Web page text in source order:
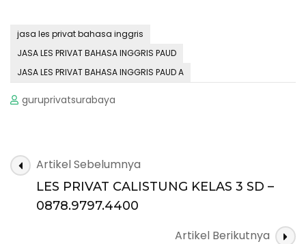
jasa les privat bahasa inggris
JASA LES PRIVAT BAHASA INGGRIS PAUD
JASA LES PRIVAT BAHASA INGGRIS PAUD A
guruprivatsurabaya
Navigasi
Artikel
Artikel Sebelumnya
LES PRIVAT CALISTUNG KELAS 3 SD –
0878.9797.4400
Artikel Berikutnya